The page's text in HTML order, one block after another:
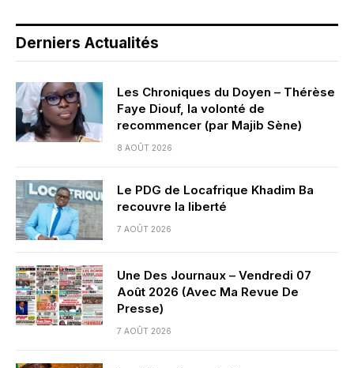
Derniers Actualités
Les Chroniques du Doyen – Thérèse
Faye Diouf, la volonté de
recommencer (par Majib Sène)
8 AOÛT 2026
Le PDG de Locafrique Khadim Ba
recouvre la liberté
7 AOÛT 2026
Une Des Journaux – Vendredi 07
Août 2026 (Avec Ma Revue De
Presse)
7 AOÛT 2026